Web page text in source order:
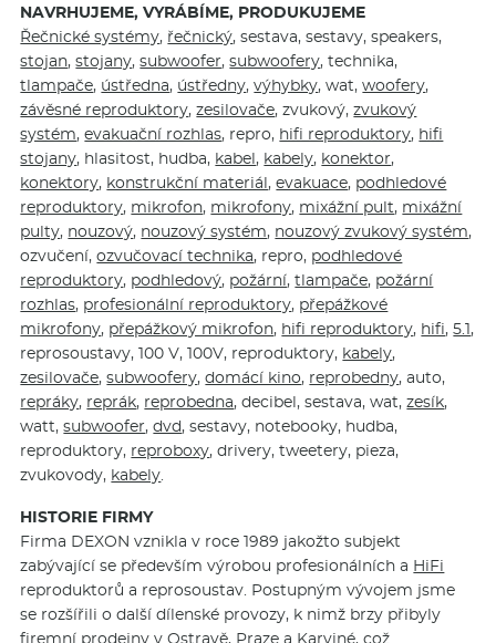
NAVRHUJEME, VYRÁBÍME, PRODUKUJEME
Řečnické systémy, řečnický, sestava, sestavy, speakers,
stojan,stojany,subwoofer,subwoofery, technika,
tlampače, ústředna, ústředny,výhybky, wat,woofery,
závěsné reproduktory,zesilovače, zvukový,zvukový
systém,evakuační rozhlas, repro, hifi reproduktory, hifi
stojany, hlasitost, hudba, kabel, kabely, konektor,
konektory, konstrukční materiál,evakuace, podhledové
reproduktory, mikrofon, mikrofony, mixážní pult, mixážní
pulty, nouzový, nouzový systém, nouzový zvukový systém,
ozvučení,ozvučovací technika, repro, podhledové
reproduktory, podhledový, požární,tlampače, požární
rozhlas, profesionální reproduktory, přepážkové
mikrofony, přepážkový mikrofon, hifi reproduktory, hifi,5.1,
reprosoustavy, 100 V, 100V, reproduktory, kabely,
zesilovače,subwoofery,domácí kino, reprobedny, auto,
repráky, reprák, reprobedna, decibel, sestava, wat,zesík,
watt,subwoofer,dvd, sestavy, notebooky, hudba,
reproduktory, reproboxy, drivery, tweetery, pieza,
zvukovody, kabely.
HISTORIE FIRMY
Firma DEXON vznikla v roce 1989 jakožto subjekt
zabývající se především výrobou profesionálních a HiFi
reproduktorů a reprosoustav. Postupným vývojem jsme
se rozšířili o další dílenské provozy, k nimž brzy přibyly
firemní prodejny v Ostravě, Praze a Karviné, což